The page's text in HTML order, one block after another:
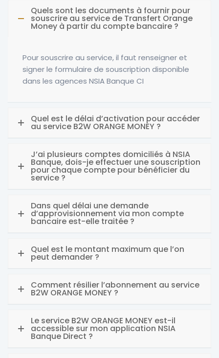
Quels sont les documents à fournir pour
souscrire au service de Transfert Orange
Money à partir du compte bancaire ?
Pour souscrire au service, il faut renseigner et
signer le formulaire de souscription disponible
dans les agences NSIA Banque CI
Quel est le délai d’activation pour accéder
au service B2W ORANGE MONEY ?
J’ai plusieurs comptes domiciliés à NSIA
Banque, dois-je effectuer une souscription
pour chaque compte pour bénéficier du
service ?
Dans quel délai une demande
d’approvisionnement via mon compte
bancaire est-elle traitée ?
Quel est le montant maximum que l’on
peut demander ?
Comment résilier l’abonnement au service
B2W ORANGE MONEY ?
Le service B2W ORANGE MONEY est-il
accessible sur mon application NSIA
Banque Direct ?